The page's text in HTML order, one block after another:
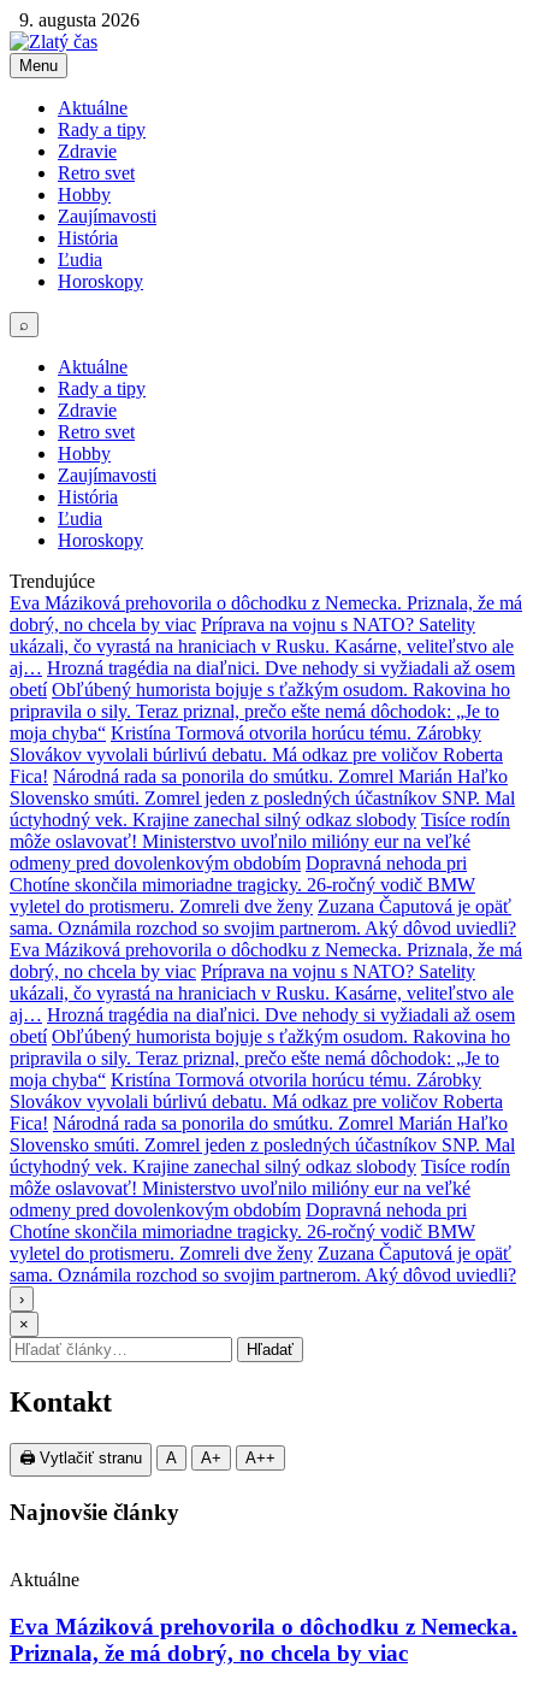
9. augusta 2026
Menu
Aktuálne
Rady a tipy
Zdravie
Retro svet
Hobby
Zaujímavosti
História
Ľudia
Horoskopy
⌕
Aktuálne
Rady a tipy
Zdravie
Retro svet
Hobby
Zaujímavosti
História
Ľudia
Horoskopy
Trendujúce
Eva Máziková prehovorila o dôchodku z Nemecka. Priznala, že má
dobrý, no chcela by viac Príprava na vojnu s NATO? Satelity
ukázali, čo vyrastá na hraniciach v Rusku. Kasárne, veliteľstvo ale
aj… Hrozná tragédia na diaľnici. Dve nehody si vyžiadali až osem
obetí Obľúbený humorista bojuje s ťažkým osudom. Rakovina ho
pripravila o sily. Teraz priznal, prečo ešte nemá dôchodok: „Je to
moja chyba“ Kristína Tormová otvorila horúcu tému. Zárobky
Slovákov vyvolali búrlivú debatu. Má odkaz pre voličov Roberta
Fica! Národná rada sa ponorila do smútku. Zomrel Marián Haľko
Slovensko smúti. Zomrel jeden z posledných účastníkov SNP. Mal
úctyhodný vek. Krajine zanechal silný odkaz slobody Tisíce rodín
môže oslavovať! Ministerstvo uvoľnilo milióny eur na veľké
odmeny pred dovolenkovým obdobím Dopravná nehoda pri
Chotíne skončila mimoriadne tragicky. 26-ročný vodič BMW
vyletel do protismeru. Zomreli dve ženy Zuzana Čaputová je opäť
sama. Oznámila rozchod so svojim partnerom. Aký dôvod uviedli?
Eva Máziková prehovorila o dôchodku z Nemecka. Priznala, že má
dobrý, no chcela by viac Príprava na vojnu s NATO? Satelity
ukázali, čo vyrastá na hraniciach v Rusku. Kasárne, veliteľstvo ale
aj… Hrozná tragédia na diaľnici. Dve nehody si vyžiadali až osem
obetí Obľúbený humorista bojuje s ťažkým osudom. Rakovina ho
pripravila o sily. Teraz priznal, prečo ešte nemá dôchodok: „Je to
moja chyba“ Kristína Tormová otvorila horúcu tému. Zárobky
Slovákov vyvolali búrlivú debatu. Má odkaz pre voličov Roberta
Fica! Národná rada sa ponorila do smútku. Zomrel Marián Haľko
Slovensko smúti. Zomrel jeden z posledných účastníkov SNP. Mal
úctyhodný vek. Krajine zanechal silný odkaz slobody Tisíce rodín
môže oslavovať! Ministerstvo uvoľnilo milióny eur na veľké
odmeny pred dovolenkovým obdobím Dopravná nehoda pri
Chotíne skončila mimoriadne tragicky. 26-ročný vodič BMW
vyletel do protismeru. Zomreli dve ženy Zuzana Čaputová je opäť
sama. Oznámila rozchod so svojim partnerom. Aký dôvod uviedli?
›
×
Hľadať: Hľadať
Kontakt
🖨 Vytlačiť stranu A A+ A++
Najnovšie články
Aktuálne
Eva Máziková prehovorila o dôchodku z Nemecka.
Priznala, že má dobrý, no chcela by viac